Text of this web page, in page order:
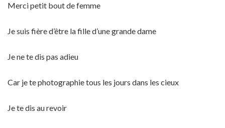
Merci petit bout de femme
Je suis fière d’être la fille d’une grande dame
Je ne te dis pas adieu
Car je te photographie tous les jours dans les cieux
Je te dis au revoir